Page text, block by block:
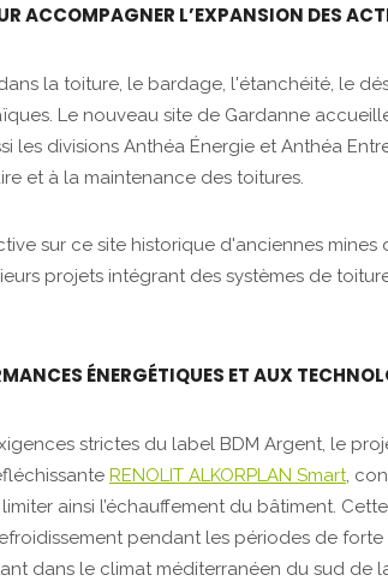
ACCOMPAGNER L’EXPANSION DES
la toiture, le bardage, l'étanchéité, le
Le nouveau site de Gardanne
les divisions Anthéa Énergie et Anthéa
et à la maintenance des toitures.
sur ce site historique d'anciennes
projets intégrant des systèmes de
ÉNERGÉTIQUES ET AUX
strictes du label BDM Argent, le
RENOLIT ALKORPLAN Smart,
ainsi l’échauffement du bâtiment.
pendant les périodes de forte
dans le climat méditerranéen du sud de